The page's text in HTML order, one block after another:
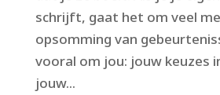
schrijft, gaat het om veel
opsomming van
vooral om jou: jouw keuzes
jouw...